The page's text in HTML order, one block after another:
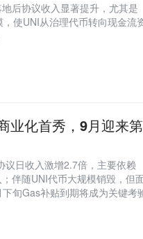
后协议收入显著提升，尤其是
使UNI从治理代币转向现金流
业化首秀，9月迎来
议日收入激增2.7倍，主要依赖
伴随UNI代币大规模销毁，但
旬Gas补贴到期将成为关键考